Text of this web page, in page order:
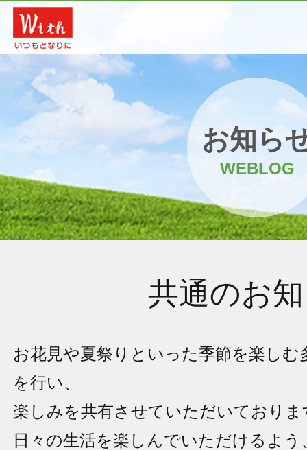
お知ら
WEBLOG
共通のお
お花見や夏祭りといった季節を楽し
を行い、
楽しみを共有させていただいておりま
日々の生活を楽しんでいただけるよ